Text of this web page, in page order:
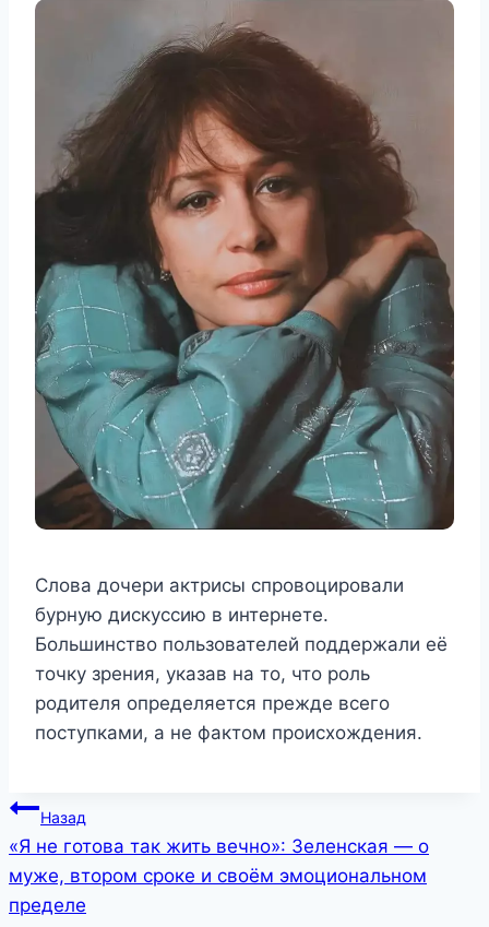
Слова дочери актрисы спровоцировали
бурную дискуссию в интернете.
Большинство пользователей поддержали её
точку зрения, указав на то, что роль
родителя определяется прежде всего
поступками, а не фактом происхождения.
Навигация
по
записям
Назад
«Я не готова так жить вечно»: Зеленская — о
муже, втором сроке и своём эмоциональном
пределе